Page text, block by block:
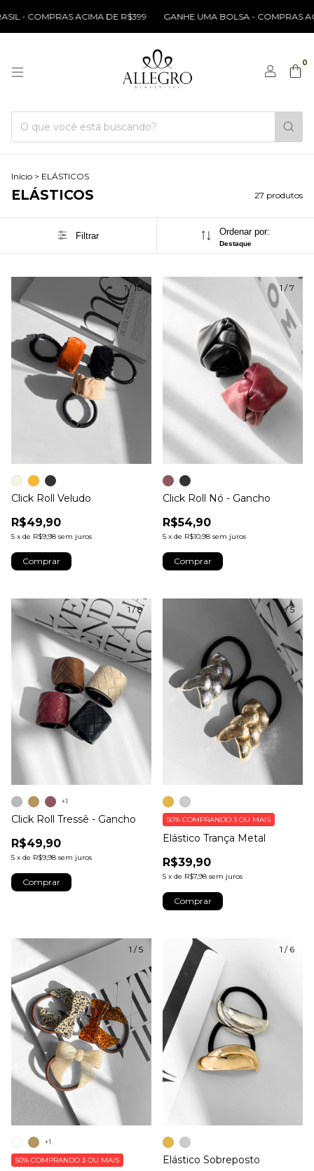
ACIMA DE R$399 GANHE UMA BOLSA - COMPRAS ACIMA DE
0
Início > ELÁSTICOS
ELÁSTICOS 27 produtos
Filtrar Ordenar por:
Destaque
1/10
Click Roll Veludo
R$49,90
5 x de R$9,98 sem juros
Comprar
1 /7
Click Roll Nó - Gancho
R$54,90
5 x de R$10,98 sem juros
Comprar
1/8
Click Roll Tressê - Gancho
R$49,90
5 x de R$9,98 sem juros
+1
Comprar
1/5
Elástico Trança Metal
R$39,90
5 x de R$7,98 sem juros
50% COMPRANDO 3 OU MAIS
Comprar
1 /5
50% COMPRANDO 3 OU MAIS
+1
1 / 6
Elástico Sobreposto